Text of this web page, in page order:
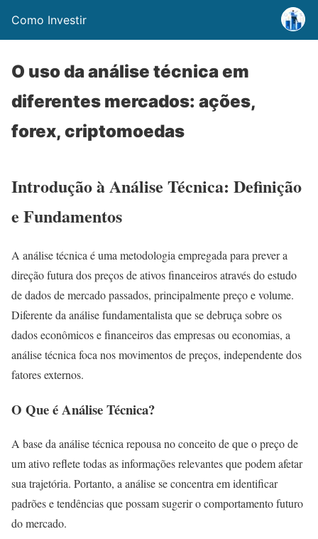
Como Investir
O uso da análise técnica em
diferentes mercados: ações,
forex, criptomoedas
Introdução à Análise Técnica: Definição
e Fundamentos
A análise técnica é uma metodologia empregada para prever a
direção futura dos preços de ativos financeiros através do estudo
de dados de mercado passados, principalmente preço e volume.
Diferente da análise fundamentalista que se debruça sobre os
dados econômicos e financeiros das empresas ou economias, a
análise técnica foca nos movimentos de preços, independente dos
fatores externos.
O Que é Análise Técnica?
A base da análise técnica repousa no conceito de que o preço de
um ativo reflete todas as informações relevantes que podem afetar
sua trajetória. Portanto, a análise se concentra em identificar
padrões e tendências que possam sugerir o comportamento futuro
do mercado.